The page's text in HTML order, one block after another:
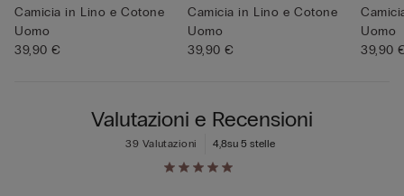
Camicia in Lino e Cotone
Uomo
39,90 €
Camicia in Lino e Cotone
Uomo
39,90 €
Uomo
39,90
Valutazioni e Recensioni
4,8su 5 stelle
39 Valutazioni